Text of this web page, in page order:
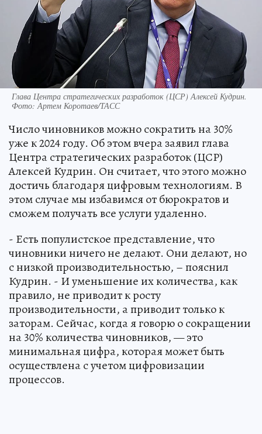
Глава Центра стратегических разработок (ЦСР) Алексей Кудрин.
Фото: Артем Коротаев/ТАСС
Число чиновников можно сократить на 30%
уже к 2024 году. Об этом вчера заявил глава
Центра стратегических разработок (ЦСР)
Алексей Кудрин. Он считает, что этого можно
достичь благодаря цифровым технологиям. В
этом случае мы избавимся от бюрократов и
сможем получать все услуги удаленно.
- Есть популистское представление, что
чиновники ничего не делают. Они делают, но
с низкой производительностью, – пояснил
Кудрин. - И уменьшение их количества, как
правило, не приводит к росту
производительности, а приводит только к
заторам. Сейчас, когда я говорю о сокращении
на 30% количества чиновников, — это
минимальная цифра, которая может быть
осуществлена с учетом цифровизации
процессов.